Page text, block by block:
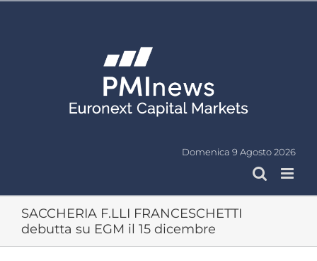
Domenica 9 Agosto 2026
SACCHERIA F.LLI FRANCESCHETTI
debutta su EGM il 15 dicembre